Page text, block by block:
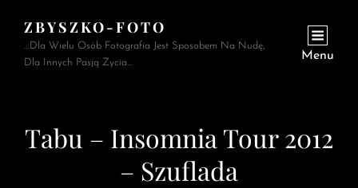
ZBYSZKO-FOTO
…Dla Wielu Osób Fotografia Jest Sposobem Na Nudę,
Dla Innych Pasją Życia…
Menu
Tabu – Insomnia Tour 2012
– Szuflada